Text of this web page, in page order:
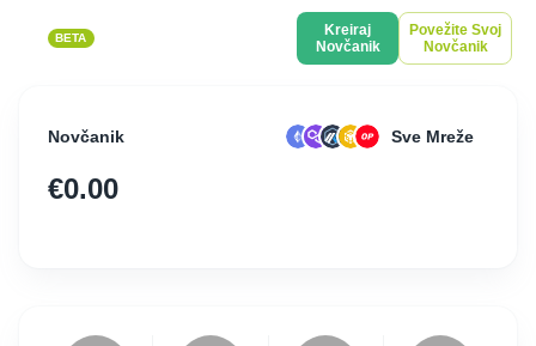
BETA
Kreiraj
Novčanik
Povežite Svoj
Novčanik
Novčanik Sve Mreže
€0.00